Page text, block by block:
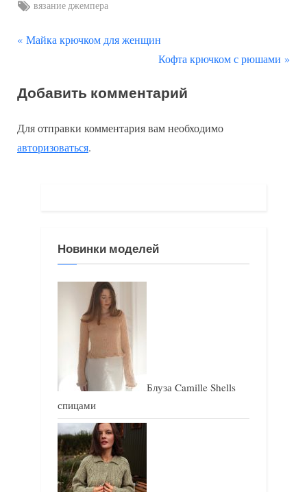
Tags:
вязание джемпера
Навигация
записям
П
д
д
у
Майка крючком для женщин
С
е
у
а
Кофта крючком с рюшами
Добавить комментарий
Для отправки комментария вам необходимо
авторизоваться.
Новинки моделей
Блуза Camille Shells
спицами